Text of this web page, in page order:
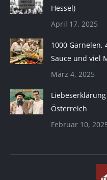
Hessel)
April 17, 2025
1000 Garnelen,
Sauce und viel
März 4, 2025
Österreich
Februar 10,